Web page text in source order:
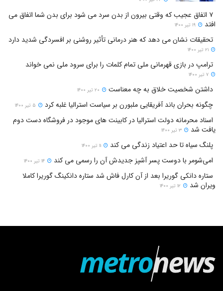
۷ اتفاق عجیب که وقتی بیرون از بدن سرد می شود برای بدن شما اتفاق می
افتد
تحقیقات نشان می دهد که هنر درمانی تأثیر روشنی بر افسردگی شدید دارد
ترامپ در بازی قهرمانی ملی تمام کلمات را برای سرود ملی نمی خواند
داشتن شخصیت خلاق به چه معناست
چگونه بحران باند آفریقایی ملبورن بر سیاست استرالیا غلبه کرد
اسناد محرمانه دولت استرالیا در کابینت های موجود در فروشگاه دست دوم
یافت شد
پلنگ سیاه تا حد اعتیاد زندگی می کند
امی‌شومر با دوست پسر آشپز جدیدش آن را رسمی می کند
ستاره دانکی گوریرا بعد از آن کارل فاش شد ستاره دانکینگ گوریرا کاملا
ویران شد